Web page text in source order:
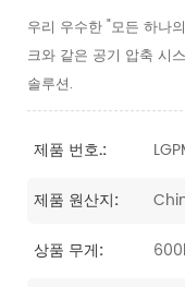
우리 우수한 "모든 하나
크와 같은 공기 압축 시
솔루션.
제품 번호.:
제품 원산지:
상품 무게: